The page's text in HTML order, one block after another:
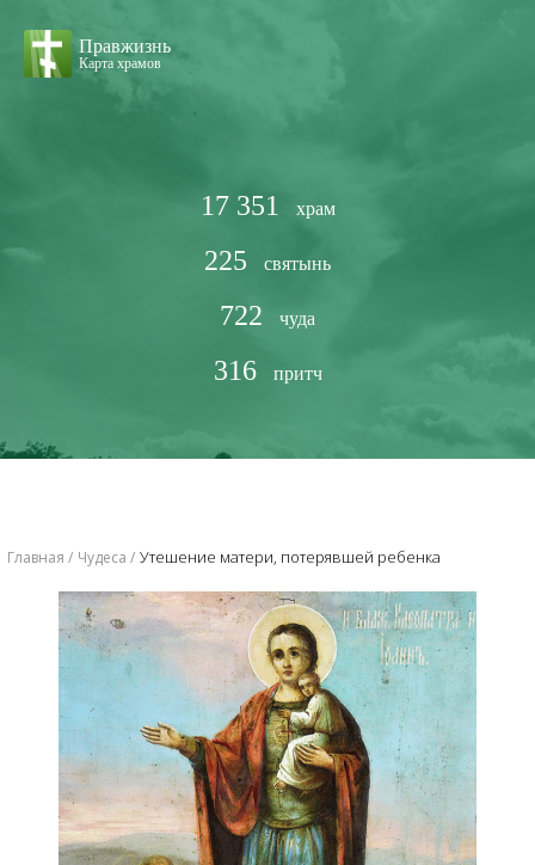
Правжизнь
Карта храмов
17 351 храм
225 святынь
722 чуда
316 притч
Главная Чудеса Утешение матери, потерявшей ребенка